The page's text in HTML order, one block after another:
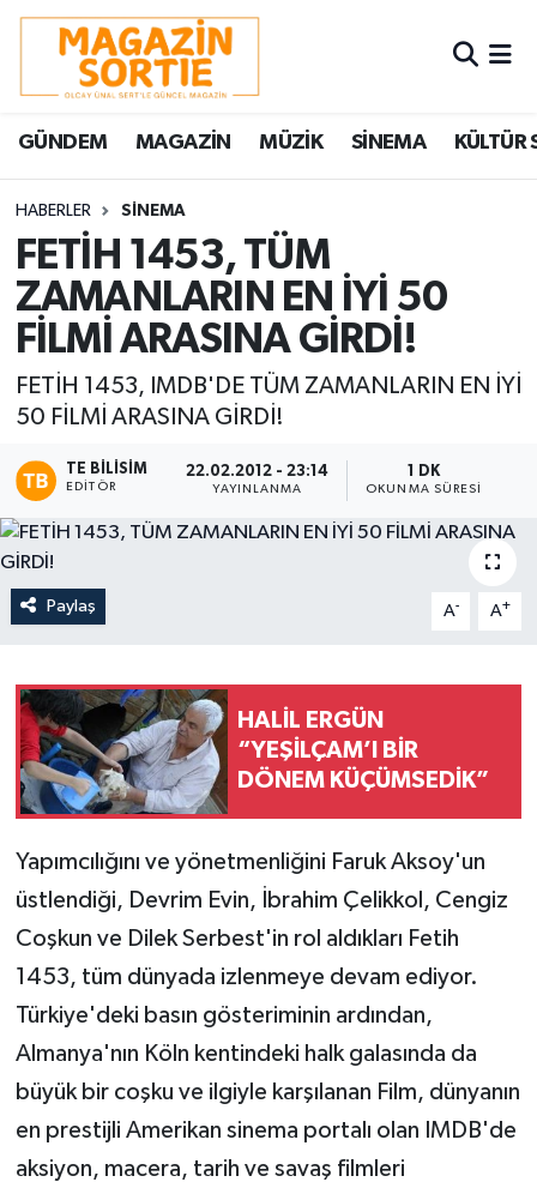
GÜNDEM MAGAZİN MÜZİK SİNEMA KÜLTÜR
HABERLER SİNEMA
FETİH 1453, TÜM
ZAMANLARIN EN İYİ 50
FİLMİ ARASINA GİRDİ!
FETİH 1453, IMDB'DE TÜM ZAMANLARIN EN İYİ
50 FİLMİ ARASINA GİRDİ!
TE BILISIM
EDITÖR
22.02.2012 - 23:14
YAYINLANMA
1 DK
OKUNMA SÜRESI
Paylaş A- A+
HALİL ERGÜN
“YEŞİLÇAM’I BİR
DÖNEM KÜÇÜMSEDİK”
Yapımcılığını ve yönetmenliğini Faruk Aksoy'un
üstlendiği, Devrim Evin, İbrahim Çelikkol, Cengiz
Coşkun ve Dilek Serbest'in rol aldıkları Fetih
1453, tüm dünyada izlenmeye devam ediyor.
Türkiye'deki basın gösteriminin ardından,
Almanya'nın Köln kentindeki halk galasında da
büyük bir coşku ve ilgiyle karşılanan Film, dünyanın
en prestijli Amerikan sinema portalı olan IMDB'de
aksiyon, macera, tarih ve savaş filmleri
Nöbetçi Eczaneler
Hava Durumu
Trafik Durumu
Süper Lig Puan Durumu ve Fikstür
Tüm Manşetler
Son Dakika Haberleri
Haber Arşivi